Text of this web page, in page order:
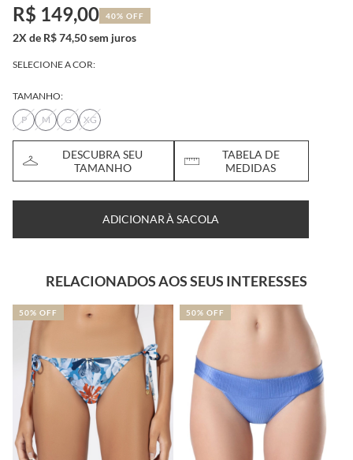
R$ 149,00 40% OFF
2X de R$ 74,50 sem juros
SELECIONE A COR:
TAMANHO:
P
M G XG
DESCUBRA SEU
TAMANHO
TABELA DE
MEDIDAS
ADICIONAR À SACOLA
RELACIONADOS AOS SEUS INTERESSES
50% OFF 50% OFF